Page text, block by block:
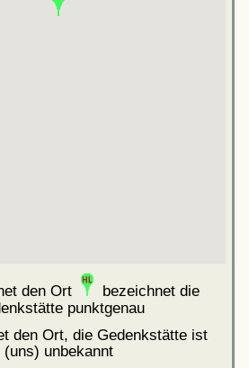
den Ort
bezeichnet die
punktgenau
den Ort, die Gedenkstätte ist
(uns) unbekannt